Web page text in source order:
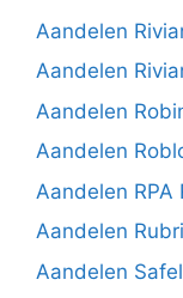
Aandelen
Aandelen
Aandelen
Aandelen
Aandelen RPA
Aandelen
Aandelen